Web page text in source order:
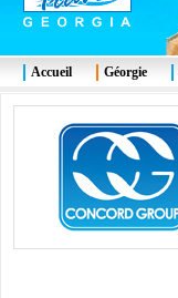
Accueil Géorgie